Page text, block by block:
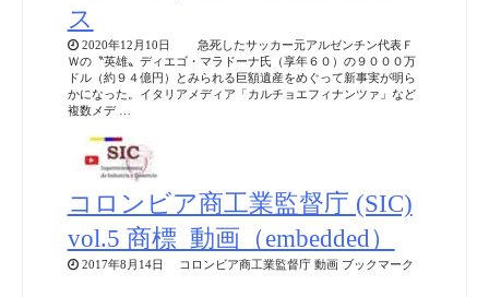
ス
2020年12月10日 急死したサッカー元アルゼンチン代表Ｆ
Ｗの〝英雄〟ディエゴ・マラドーナ氏（享年６０）の９０００万
ドル（約９４億円）とみられる巨額遺産をめぐって新事実が明ら
かになった。イタリアメディア「カルチョエフィナンツァ」など
複数メデ …
コロンビア商工業監督庁 (SIC)
vol.5 商標_動画（embedded）
2017年8月14日 コロンビア商工業監督庁 動画 ブックマーク